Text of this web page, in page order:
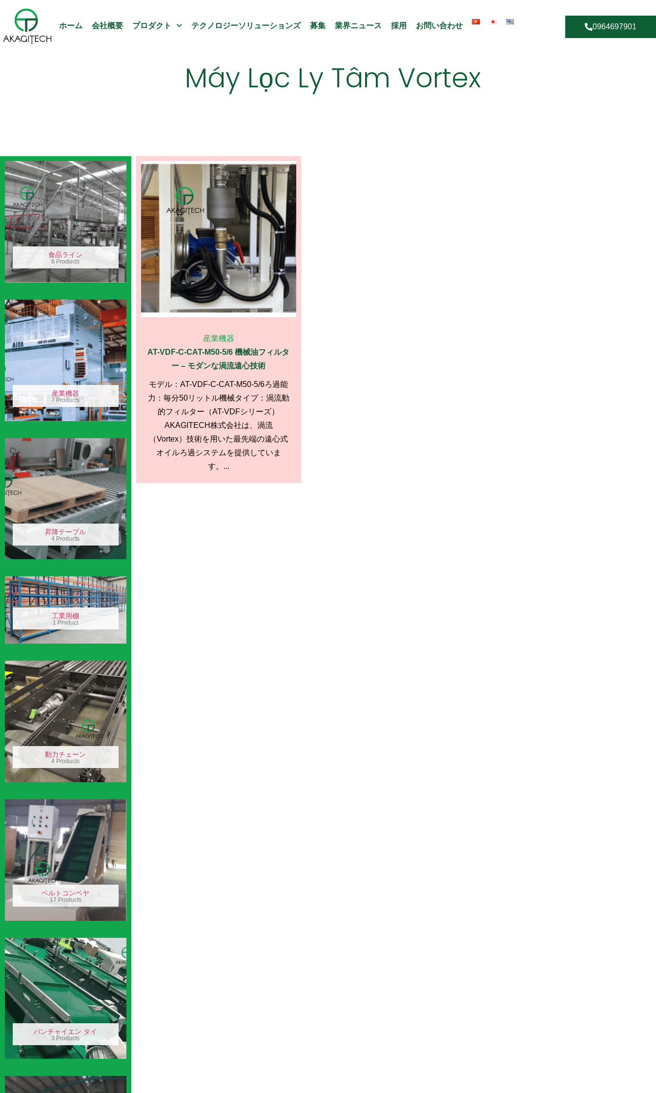
ホーム 会社概要 プロダクト テクノロジーソリューションズ 募集 業界ニュース 採用 お問い合わせ 0964697901
Máy Lọc Ly Tâm Vortex
食品ライン
6 Products
産業機器
7 Products
昇降テーブル
4 Products
工業用棚
1 Product
動力チェーン
4 Products
ベルトコンベヤ
17 Products
バンチャイエン タイ
3 Products
産業機器
AT-VDF-C-CAT-M50-5/6 機械油フィルタ
ー – モダンな渦流遠心技術
モデル：AT-VDF-C-CAT-M50-5/6ろ過能
力：毎分50リットル機械タイプ：渦流動
的フィルター（AT-VDFシリーズ）
AKAGITECH株式会社は、渦流
（Vortex）技術を用いた最先端の遠心式
オイルろ過システムを提供していま
す。...